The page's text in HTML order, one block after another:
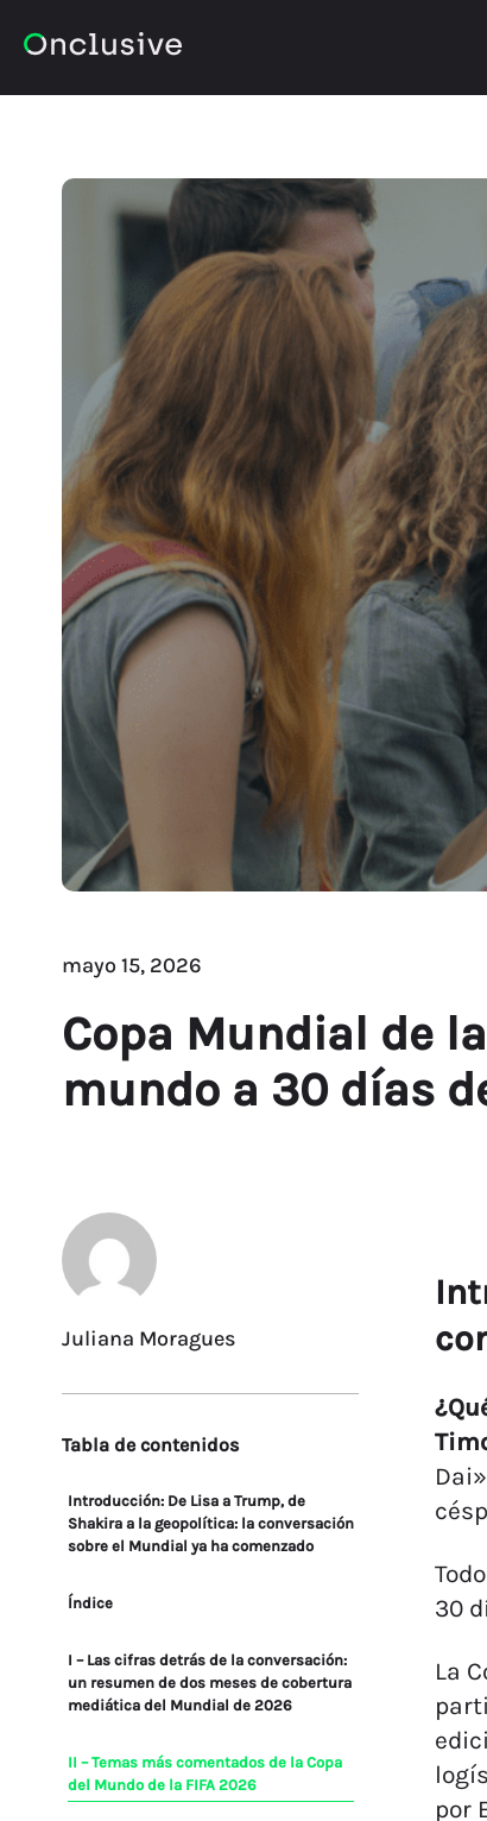
mayo 15, 2026
Copa Mundial de
mundo a 30 días
Juliana Moragues
Tabla de contenidos
Introducción: De Lisa a Trump, de
Shakira a la geopolítica: la conversación
sobre el Mundial ya ha comenzado
Índice
I – Las cifras detrás de la conversación:
un resumen de dos meses de cobertura
mediática del Mundial de 2026
II – Temas más comentados de la Copa
del Mundo de la FIFA 2026
30
La
por